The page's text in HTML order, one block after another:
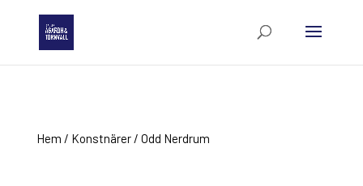
Hem / Konstnärer/ Odd Nerdrum